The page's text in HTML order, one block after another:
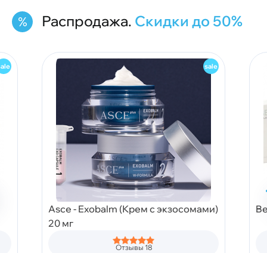
Распродажа. Скидки до 50%
Asce - Exobalm (Крем с экзосомами)
20 мг
Отзывы 18